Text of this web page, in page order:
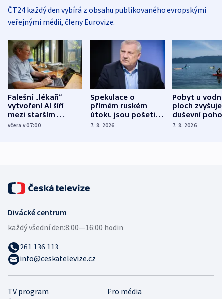
ČT24 každý den vybírá z obsahu publikovaného evropskými
veřejnými médii, členy Eurovize.
Falešní „lékaři“
vytvoření AI šíří
mezi staršími
Poláky nebezpečné
včera v 07:00
Spekulace o
přímém ruském
útoku jsou pošetilé,
míní estonský
7. 8. 2026
Pobyt u
ploch zvyšuje
duševní
ukázala
7. 8. 2026
TV program
Pro média
Divácké centrum
každý všední den:8:00—16:00 hodin
261 136 113
info@ceskatelevize.cz